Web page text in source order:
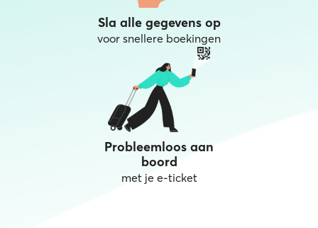
Sla alle gegevens op
voor snellere boekingen
Probleemloos aan
boord
met je e-ticket